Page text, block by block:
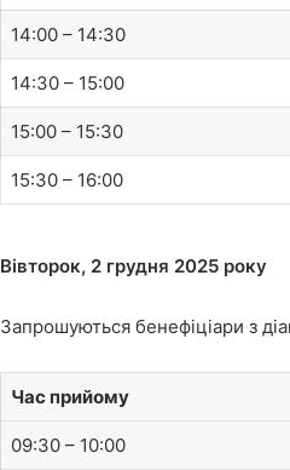
14:00 – 14:30
14:30 – 15:00
15:00 – 15:30
15:30 – 16:00
Вівторок, 2 грудня 2025 року
Запрошуються бенефіціари з
Час прийому
09:30 – 10:00